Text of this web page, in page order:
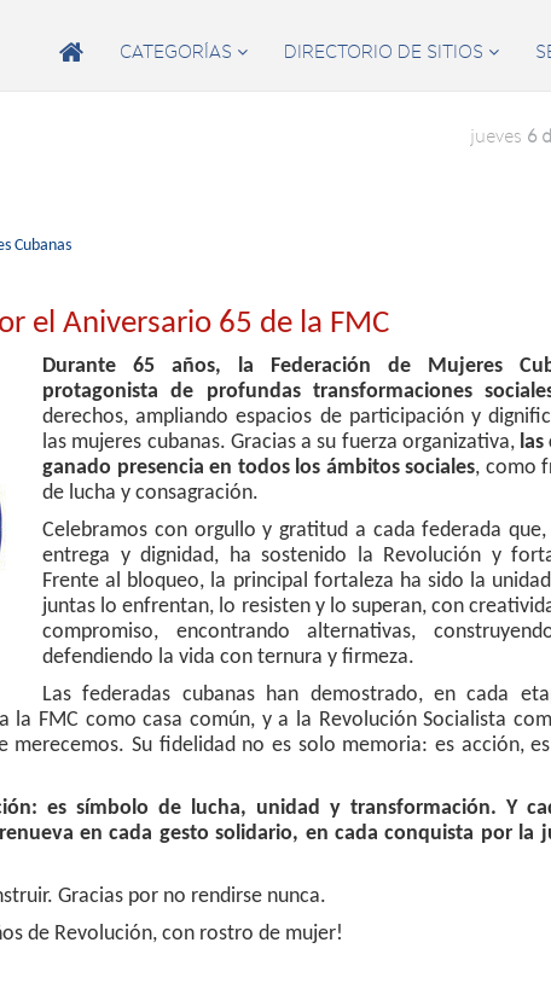
 CATEGORÍAS  DIRECTORIO DE SITIOS 
jueves 6
Cubanas
el Aniversario 65 de la FMC
Durante 65 años, la Federación de Mujeres
protagonista de profundas transformaciones
derechos, ampliando espacios de participación y
las mujeres cubanas. Gracias a su fuerza organizativa, las
ganado presencia en todos los ámbitos sociales, como
de lucha y consagración.
Celebramos con orgullo y gratitud a cada federada
entrega y dignidad, ha sostenido la Revolución y
Frente al bloqueo, la principal fortaleza ha sido la
juntas lo enfrentan, lo resisten y lo superan, con
compromiso, encontrando alternativas,
defendiendo la vida con ternura y firmeza.
Las federadas cubanas han demostrado, en cada
la FMC como casa común, y a la Revolución Socialista
Su fidelidad no es solo memoria: es acción,
es símbolo de lucha, unidad y transformación. Y
en cada gesto solidario, en cada conquista por la
Gracias por no rendirse nunca.
de Revolución, con rostro de mujer!